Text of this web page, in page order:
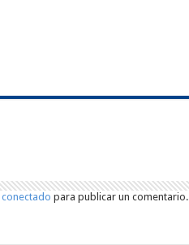
conectado para publicar un comentario.